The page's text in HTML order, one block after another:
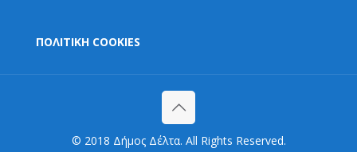
ΠΟΛΙΤΙΚΗ COOKIES
© 2018 Δήμος Δέλτα. All Rights Reserved.